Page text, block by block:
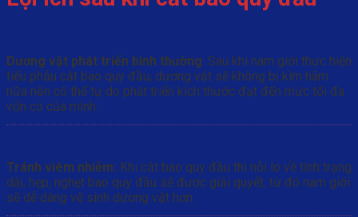
Dương vật phát triển bình thường: Sau khi nam giới thực hiện
tiểu phẫu cắt bao quy đầu, dương vật sẽ không bị kìm hãm
nữa nên có thể tự do phát triển kích thước đạt đến mức tối đa
vốn có của mình.
Tránh viêm nhiễm: Khi cắt bao quy đầu thì nỗi lo về tình trạng
dài, hẹp, nghẹt bao quy đầu sẽ được giải quyết, từ đó nam giới
sẽ dễ dàng vệ sinh dương vật hơn.